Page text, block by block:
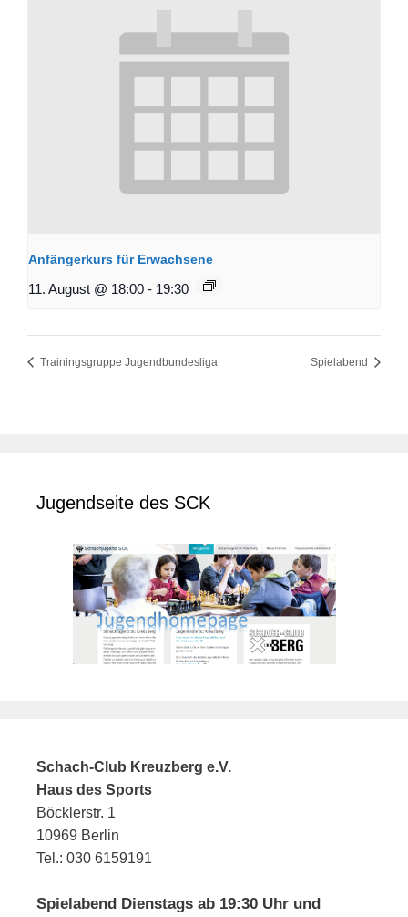
Anfängerkurs für Erwachsene
11. August @ 18:00 - 19:30
Trainingsgruppe Jugendbundesliga Spielabend
Jugendseite des SCK
Schach-Club Kreuzberg e.V.
Haus des Sports
Böcklerstr. 1
10969 Berlin
Tel.: 030 6159191
Spielabend Dienstags ab 19:30 Uhr und